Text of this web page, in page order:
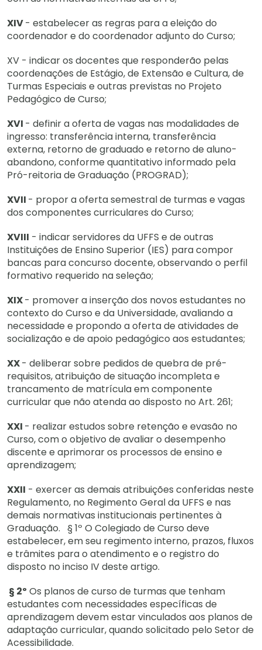
XIV- estabelecer as regras para a eleição do
coordenador e do coordenador adjunto do Curso;
XV - indicar os docentes que responderão pelas
coordenações de Estágio, de Extensão e Cultura, de
Turmas Especiais e outras previstas no Projeto
Pedagógico de Curso;
XVI - definir a oferta de vagas nas modalidades de
ingresso: transferência interna, transferência
externa, retorno de graduado e retorno de aluno-
abandono, conforme quantitativo informado pela
Pró-reitoria de Graduação (PROGRAD);
XVII - propor a oferta semestral de turmas e vagas
dos componentes curriculares do Curso;
XVIII - indicar servidores da UFFS e de outras
Instituições de Ensino Superior (IES) para compor
bancas para concurso docente, observando o perfil
formativo requerido na seleção;
XIX- promover a inserção dos novos estudantes no
contexto do Curso e da Universidade, avaliando a
necessidade e propondo a oferta de atividades de
socialização e de apoio pedagógico aos estudantes;
XX- deliberar sobre pedidos de quebra de pré-
requisitos, atribuição de situação incompleta e
trancamento de matrícula em componente
curricular que não atenda ao disposto no Art. 261;
XXI - realizar estudos sobre retenção e evasão no
Curso, com o objetivo de avaliar o desempenho
discente e aprimorar os processos de ensino e
aprendizagem;
XXII - exercer as demais atribuições conferidas neste
Regulamento, no Regimento Geral da UFFS e nas
demais normativas institucionais pertinentes à
Graduação. § 1º O Colegiado de Curso deve
estabelecer, em seu regimento interno, prazos, fluxos
e trâmites para o atendimento e o registro do
disposto no inciso IV deste artigo.
§ 2º Os planos de curso de turmas que tenham
estudantes com necessidades específicas de
aprendizagem devem estar vinculados aos planos de
adaptação curricular, quando solicitado pelo Setor de
Acessibilidade.